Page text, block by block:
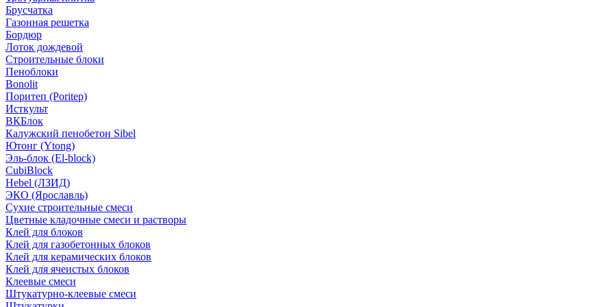
Брусчатка
Газонная решетка
Бордюр
Лоток дождевой
Строительные блоки
Пеноблоки
Bonolit
Поритеп (Poritep)
Исткульт
ВКБлок
Калужский пенобетон Sibel
Ютонг (Ytong)
Эль-блок (El-block)
CubiBlock
Hebel (ЛЗИД)
ЭКО (Ярославль)
Сухие строительные смеси
Цветные кладочные смеси и растворы
Клей для блоков
Клей для газобетонных блоков
Клей для керамических блоков
Клей для ячеистых блоков
Клеевые смеси
Штукатурно-клеевые смеси